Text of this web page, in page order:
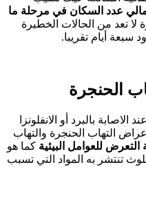
21% من اجمالي عدد السكان في مرحلة ما
لا تعد من الحالات الخطيرة
أيام تقريبا.
الحنجرة
بالبرد أو الانفلونزا
التهاب الحنجرة والتهاب
التعرض للعوامل البيئية كما هو
تنتشر به المواد التي تسبب